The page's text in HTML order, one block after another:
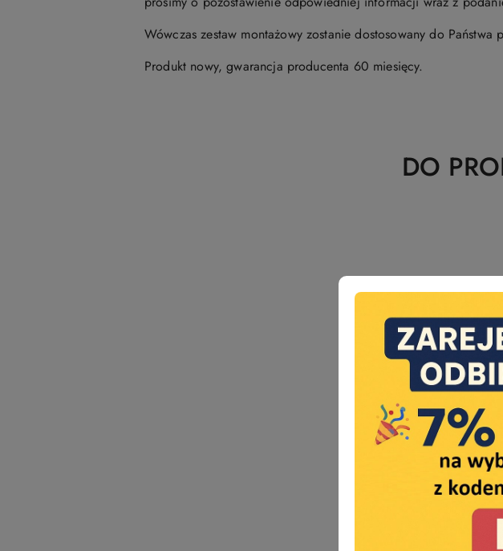
Wówczas zestaw montażowy zostanie dostosowany do Państwa
Produkt nowy, gwarancja producenta 60 miesięcy.
Produkty
DO